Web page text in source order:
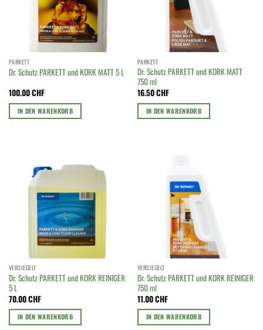
PARKETT
Dr. Schutz PARKETT und KORK MATT 5 L
100.00CHF
IN DEN WARENKORB
PARKETT
Dr. Schutz PARKETT und KORK MATT
750 ml
16.50CHF
IN DEN WARENKORB
VERSIEGELT
Dr. Schutz PARKETT und KORK REINIGER
5 L
70.00CHF
IN DEN WARENKORB
VERSIEGELT
Dr. Schutz PARKETT und KORK REINIGER
750 ml
11.00CHF
IN DEN WARENKORB